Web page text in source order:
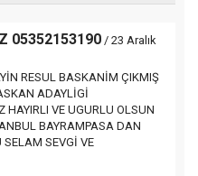
05352153190 / 23 Aralık
RESUL BASKANİM ÇIKMIŞ
ADAYLİGİ
HAYIRLI VE UGURLU OLSUN
BAYRAMPASA DAN
SEVGİ VE